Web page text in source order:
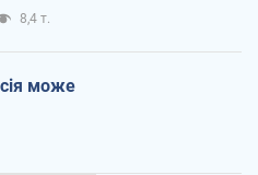
8,4 т.
може